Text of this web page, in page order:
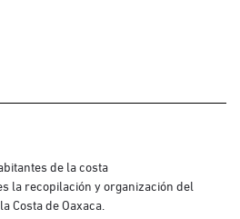
de la costa
la recopilación y organización del
Costa de Oaxaca.